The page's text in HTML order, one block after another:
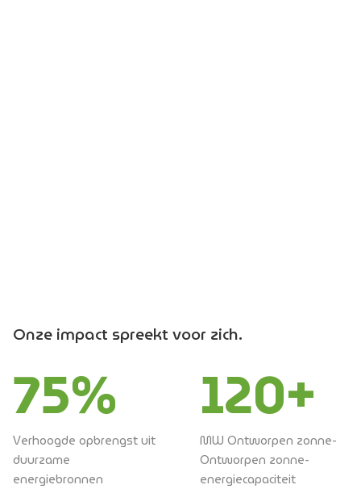
Onze impact spreekt voor zich.
75%
Verhoogde opbrengst uit
duurzame
energiebronnen
120+
MW Ontworpen zonne-
Ontworpen zonne-
energiecapaciteit